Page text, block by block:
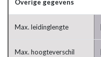
Overige gegevens
Max. leidinglengte
Max. hoogteverschil